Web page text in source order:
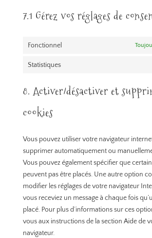
7.1 Gérez vos réglages de
Fonctionnel
Statistiques
8. Activer/désactiver et
cookies
Vous pouvez utiliser votre navigateur
supprimer automatiquement ou
Vous pouvez également spécifier que
peuvent pas être placés. Une autre option
modifier les réglages de votre navigateur
vous receviez un message à chaque fois
placé. Pour plus d’informations sur ces
vous aux instructions de la section Aide de
navigateur.